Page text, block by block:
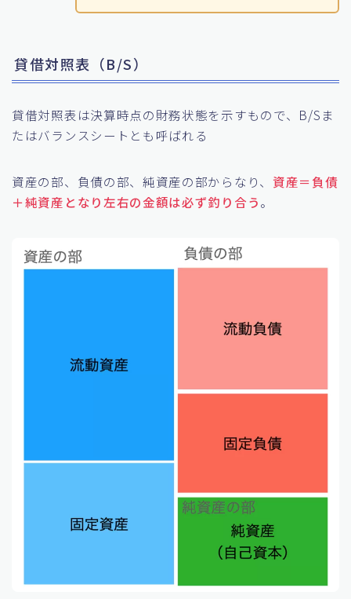
貸借対照表（B/S）
貸借対照表は決算時点の財務状態を示すもので、B/Sま
たはバランスシートとも呼ばれる
資産の部、負債の部、純資産の部からなり、 資産＝負債
＋純資産となり左右の金額は必ず釣り合う。